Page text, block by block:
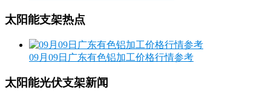
太阳能支架热点
09月09日广东有色铝加工价格行情参考
太阳能光伏支架新闻